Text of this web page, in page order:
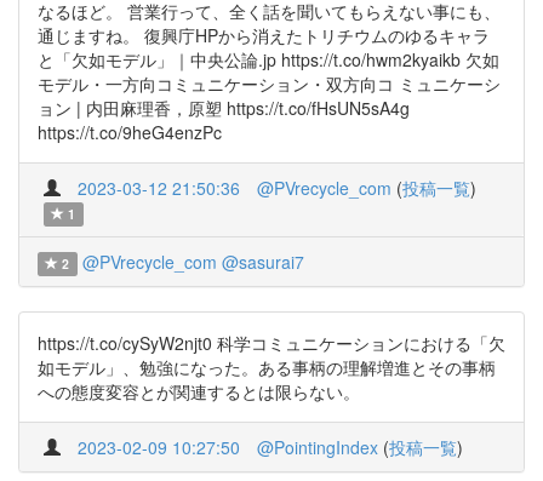
なるほど。 営業行って、全く話を聞いてもらえない事にも、
通じますね。 復興庁HPから消えたトリチウムのゆるキャラ
と「欠如モデル」｜中央公論.jp https://t.co/hwm2kyaikb 欠如
モデル・一方向コミュニケーション・双方向コ ミュニケーシ
ョン | 内田麻理香，原塑 https://t.co/fHsUN5sA4g
https://t.co/9heG4enzPc
2023-03-12 21:50:36 @PVrecycle_com (投稿一覧)
1
2 @PVrecycle_com @sasurai7
https://t.co/cySyW2njt0 科学コミュニケーションにおける「欠
如モデル」、勉強になった。ある事柄の理解増進とその事柄
への態度変容とが関連するとは限らない。
2023-02-09 10:27:50 @PointingIndex (投稿一覧)